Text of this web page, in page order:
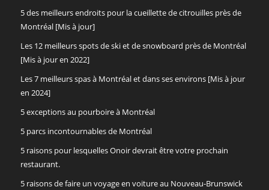
5 des meilleurs endroits pour la cueillette de citrouilles près de
Montréal [Mis à jour]
Les 12 meilleurs spots de ski et de snowboard près de Montréal
[Mis à jour en 2022]
Les 7 meilleurs spas à Montréal et dans ses environs [Mis à jour
en 2024]
5 exceptions au pourboire à Montréal
5 parcs incontournables de Montréal
5 raisons pour lesquelles Onoir devrait être votre prochain
restaurant.
5 raisons de faire un voyage en voiture au Nouveau-Brunswick